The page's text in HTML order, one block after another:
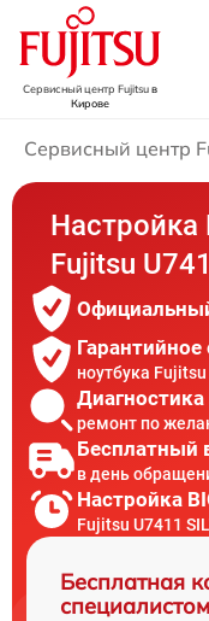
Сервисный центр Fujitsuв
Кирове
Сервисный центр
Настройка
Fujitsu
ноутбука
ремонт по
Бесплатный
в день
Настройка
Fujitsu U7411
Бесплатная
специалистом